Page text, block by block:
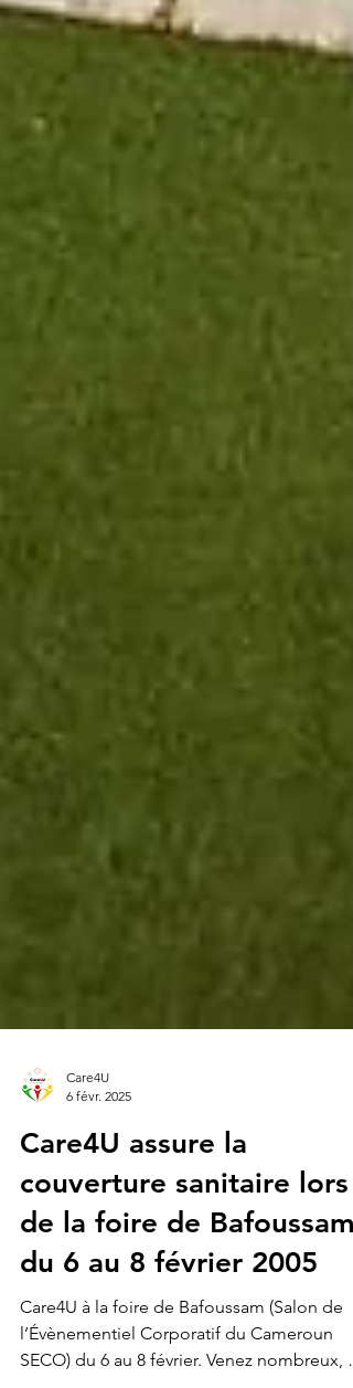
6 févr. 2025
Care4U assure la
couverture sanitaire lors
de la foire de Bafoussam
du 6 au 8 février 2005
Care4U à la foire de Bafoussam (Salon de